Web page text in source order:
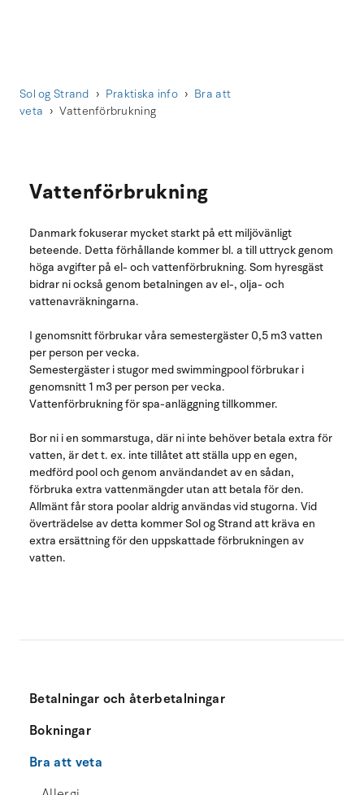
Sol og Strand Praktiska info
Bra att
veta
Vattenförbrukning
Betalningar och återbetalningar
Bokningar
Bra att veta
Vattenförbrukning
Danmark fokuserar mycket starkt på ett miljövänligt
beteende. Detta förhållande kommer bl. a till uttryck genom
höga avgifter på el- och vattenförbrukning. Som hyresgäst
bidrar ni också genom betalningen av el-, olja- och
vattenavräkningarna.
I genomsnitt förbrukar våra semestergäster 0,5 m3 vatten
per person per vecka.
Semestergäster i stugor med swimmingpool förbrukar i
genomsnitt 1 m3 per person per vecka.
Vattenförbrukning för spa-anläggning tillkommer.
Bor ni i en sommarstuga, där ni inte behöver betala extra för
vatten, är det t. ex. inte tillåtet att ställa upp en egen,
medförd pool och genom användandet av en sådan,
förbruka extra vattenmängder utan att betala för den.
Allmänt får stora poolar aldrig användas vid stugorna. Vid
överträdelse av detta kommer Sol og Strand att kräva en
extra ersättning för den uppskattade förbrukningen av
vatten.